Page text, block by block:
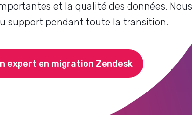
et la qualité des données. Nous
support pendant toute la transition.
expert en migration Zendesk